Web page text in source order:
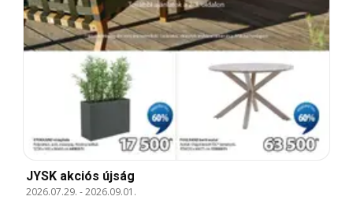
JYSK akciós újság
2026.07.29. -2026.09.01.